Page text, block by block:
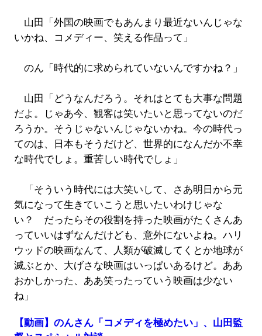
山田「外国の映画でもあんまり最近ないんじゃな
いかね、コメディー、笑える作品って」
のん「時代的に求められていないんですかね？」
山田「どうなんだろう。それはとても大事な問題
だよ。じゃあ今、観客は笑いたいと思ってないのだ
ろうか。そうじゃないんじゃないかね。今の時代っ
てのは、日本もそうだけど、世界的になんだか不幸
な時代でしょ。重苦しい時代でしょ」
「そういう時代には大笑いして、さあ明日から元
気になって生きていこうと思いたいわけじゃな
い？ だったらその役割を持った映画がたくさんあ
っていいはずなんだけども、意外にないよね。ハリ
ウッドの映画なんて、人類が破滅してくとか地球が
滅ぶとか、大げさな映画はいっぱいあるけど。ああ
おかしかった、ああ笑ったっていう映画は少ない
ね」
【動画】のんさん「コメディを極めたい」、山田監